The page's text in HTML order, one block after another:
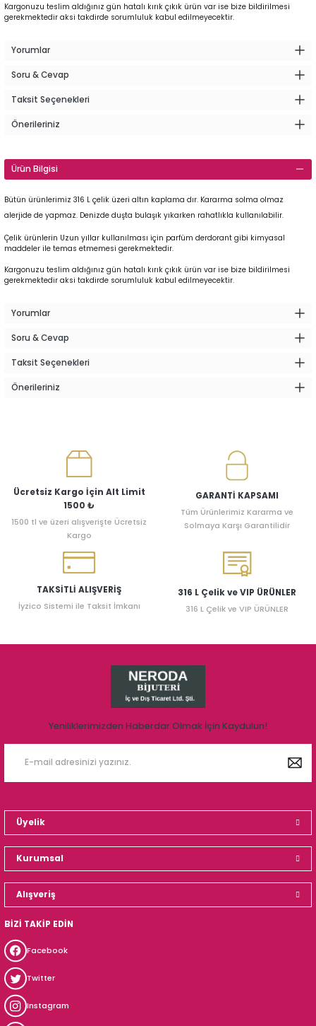
Kargonuzu teslim aldığınız gün hatalı kırık çıkık ürün var ise bize bildirilmesi
gerekmektedir aksi takdirde sorumluluk kabul edilmeyecektir.
Yorumlar
Soru & Cevap
Taksit Seçenekleri
Önerileriniz
Ürün Bilgisi
Bütün ürünlerimiz 316 L çelik üzeri altın kaplama dır. Kararma solma olmaz
alerjide de yapmaz. Denizde duşta bulaşık yıkarken rahatlıkla kullanılabilir.
Çelik ürünlerin Uzun yıllar kullanılması için parfüm derdorant gibi kimyasal
maddeler ile temas etmemesi gerekmektedir.
Kargonuzu teslim aldığınız gün hatalı kırık çıkık ürün var ise bize bildirilmesi
gerekmektedir aksi takdirde sorumluluk kabul edilmeyecektir.
Yorumlar
Soru & Cevap
Taksit Seçenekleri
Önerileriniz
Ücretsiz Kargo İçin Alt Limit
1500 ₺
1500 tl ve üzeri alışverişte Ücretsiz
Kargo
GARANTİ KAPSAMI
Tüm Ürünlerimiz Kararma ve
Solmaya Karşı Garantilidir
TAKSİTLİ ALIŞVERİŞ
İyzico Sistemi ile Taksit İmkanı
316 L Çelik ve VIP ÜRÜNLER
316 L Çelik ve VIP ÜRÜNLER
Yeniliklerimizden Haberdar Olmak İçin Kaydulun!
Üyelik
Kurumsal
Alışveriş
BİZİ TAKİP EDİN
Facebook
Twitter
Instagram